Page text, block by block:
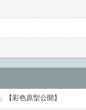
【彩色原型公開】